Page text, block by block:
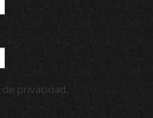
privacidad.